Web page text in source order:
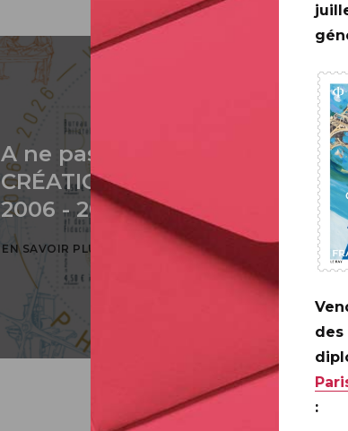
A ne pas rater: 20 ANS DE LA
CRÉATION DE PHILAPOSTE
2006 - 2026 / BLOC
EN SAVOIR PLUS
des
: